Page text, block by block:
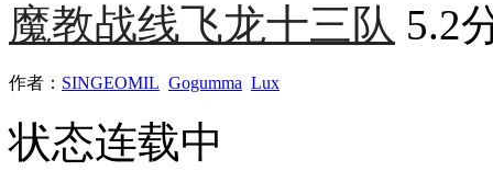
魔教战线飞龙十三队 5.2
作者： SINGEOMIL Gogumma Lux
状态连载中